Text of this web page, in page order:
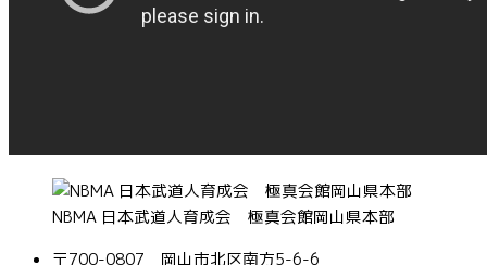
NBMA 日本武道人育成会 極真会館岡山県本部
〒700-0807 岡山市北区南方5-6-6